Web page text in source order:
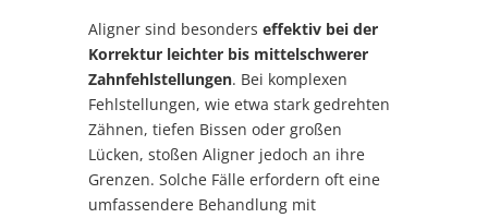
Aligner sind besonders effektiv bei der
Korrektur leichter bis mittelschwerer
Zahnfehlstellungen. Bei komplexen
Fehlstellungen, wie etwa stark gedrehten
Zähnen, tiefen Bissen oder großen
Lücken, stoßen Aligner jedoch an ihre
Grenzen. Solche Fälle erfordern oft eine
umfassendere Behandlung mit